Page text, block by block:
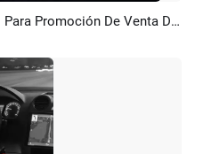
Crear IA Presentación De Diapositivas Para Promoción De Venta De Autos Nuevos, Modernos Y Azules